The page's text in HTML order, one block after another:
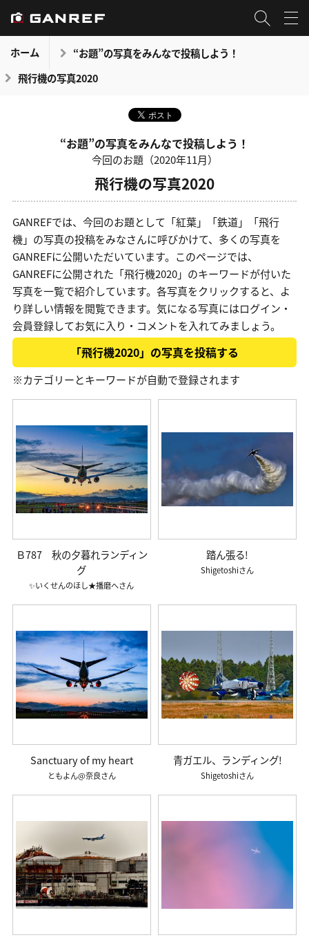
ホーム
“お題”の写真をみんなで投稿しよう！
飛行機の写真2020
“お題”の写真をみんなで投稿しよう！
今回のお題（2020年11月）
飛行機の写真2020
GANREFでは、今回のお題として「紅葉」「鉄道」「飛行
機」の写真の投稿をみなさんに呼びかけて、多くの写真を
GANREFに公開いただいています。このページでは、
GANREFに公開された「飛行機2020」のキーワードが付いた
写真を一覧で紹介しています。各写真をクリックすると、よ
り詳しい情報を閲覧できます。気になる写真にはログイン・
会員登録してお気に入り・コメントを入れてみましょう。
「飛行機2020」の写真を投稿する
※カテゴリーとキーワードが自動で登録されます
Ｂ787 秋の夕暮れランディン
グ
✨いくせんのほし★播磨へ
踏ん張る!
Shigetoshi
Sanctuary of my heart
ともよん@奈良
青ガエル、ランディング!
Shigetoshi